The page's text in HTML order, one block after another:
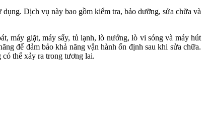
Dịch vụ này bao gồm kiểm tra, bảo dưỡng, sửa chữa và
máy giặt, máy sấy, tủ lạnh, lò nướng, lò vi sóng và máy hút
để đảm bảo khả năng vận hành ổn định sau khi sửa chữa.
thể xảy ra trong tương lai.